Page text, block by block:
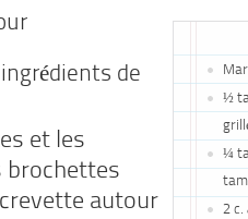
½
¼
2 c.
de
et les
brochettes
autour